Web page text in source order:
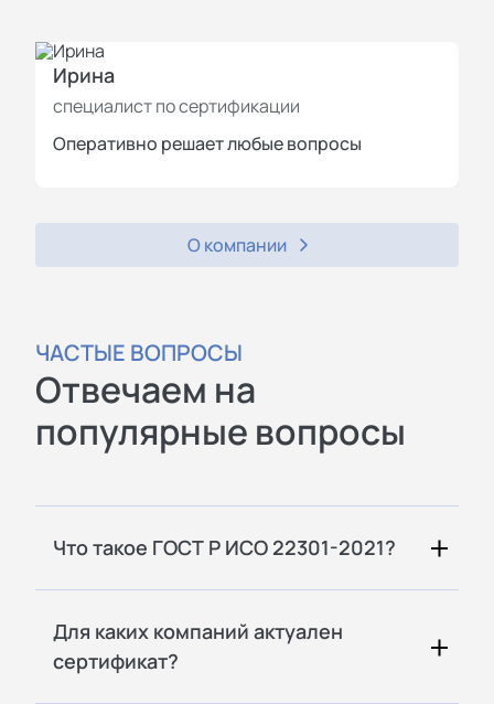
Ирина
специалист по сертификации
Оперативно решает любые вопросы
О компании
ЧАСТЫЕ ВОПРОСЫ
Отвечаем на
популярные вопросы
Что такое ГОСТ Р ИСО 22301-2021?
Для каких компаний актуален
сертификат?